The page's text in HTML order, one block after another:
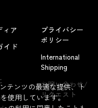
よくあるお問い合わせ
ィア
イド
プライバシー
ポリシー
International
Shipping
お問い合わせ/
リクエスト
テンツの最適な提供、ト
使用しています。